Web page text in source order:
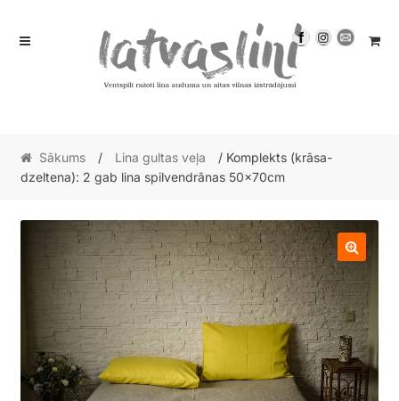
Skip
Skip
Sākums / Lina gultas veļa
/ Komplekts (krāsa-
dzeltena): 2 gab lina spilvendrānas 50x70cm
🔍